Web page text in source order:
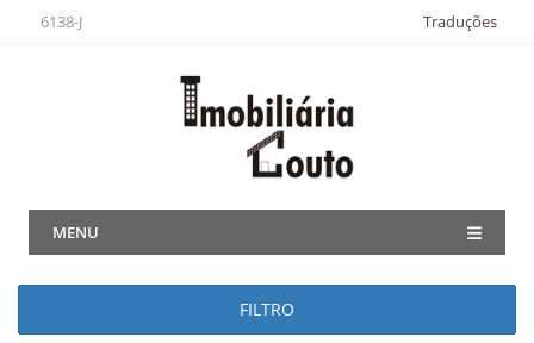
6138-J Traduções
MENU
FILTRO